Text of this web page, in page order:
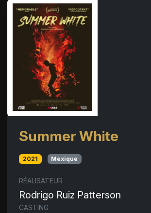
Summer White
2021 Mexique
RÉALISATEUR
Rodrigo Ruiz Patterson
CASTING